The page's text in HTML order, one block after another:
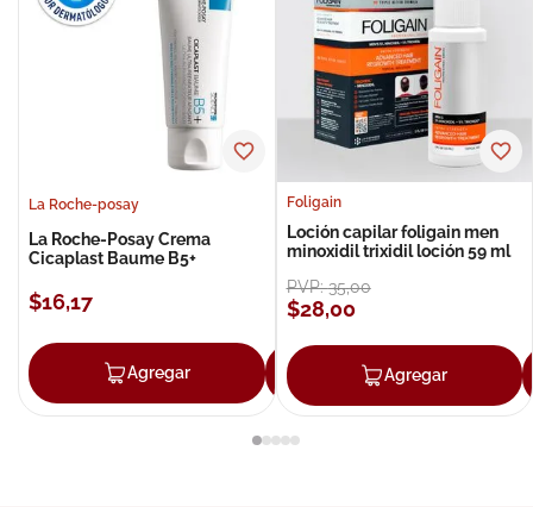
La Roche-posay
La Roche-Posay Crema
Cicaplast Baume B5+
$16,17
Agregar Agregar
Foligain
Loción capilar foligain men
minoxidil trixidil loción 59 ml
PVP:35,00
$28,00
Agregar